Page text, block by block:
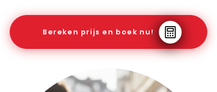
Bereken prijs en boek nu!